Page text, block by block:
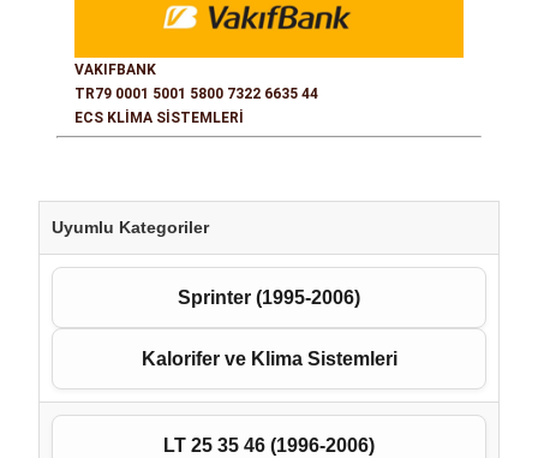
VAKIFBANK
TR79 0001 5001 5800 7322 6635 44
ECS KLİMA SİSTEMLERİ
Uyumlu Kategoriler
Sprinter (1995-2006)
Kalorifer ve Klima Sistemleri
LT 25 35 46 (1996-2006)